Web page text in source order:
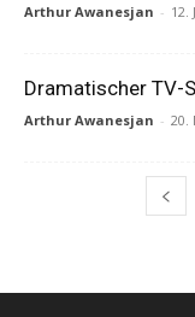
Arthur Awanesjan - 12.
Dramatischer TV-
Arthur Awanesjan - 20.